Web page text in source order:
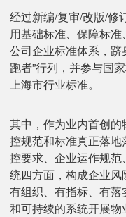
经过新编/复审/改版/修
用基础标准、保障标
公司企业标准体系，跻
跑者”行列，并参与国
上海市行业标准。
其中，作为业内首创
控规范和标准真正落
控要求、企业运作规
统四方面，构成企业
有组织、有指标、有
和可持续的系统开展物